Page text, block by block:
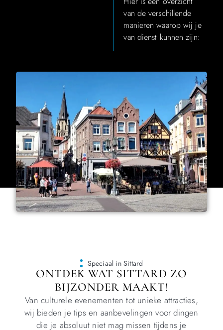
van de verschillende
manieren waarop wij je
van dienst kunnen zijn:
Speciaal in Sittard
ONTDEK WAT SITTARD ZO
BIJZONDER MAAKT!
Van culturele evenementen tot unieke attracties,
wij bieden je tips en aanbevelingen voor dingen
die je absoluut niet mag missen tijdens je